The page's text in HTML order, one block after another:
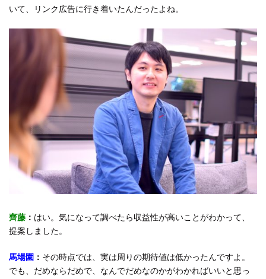
いて、リンク広告に行き着いたんだったよね。
齊藤 ： はい。気になって調べたら収益性が高いことがわかって、
提案しました。
馬場園 ： その時点では、実は周りの期待値は低かったんですよ。
でも、だめならだめで、なんでだめなのかがわかればいいと思っ